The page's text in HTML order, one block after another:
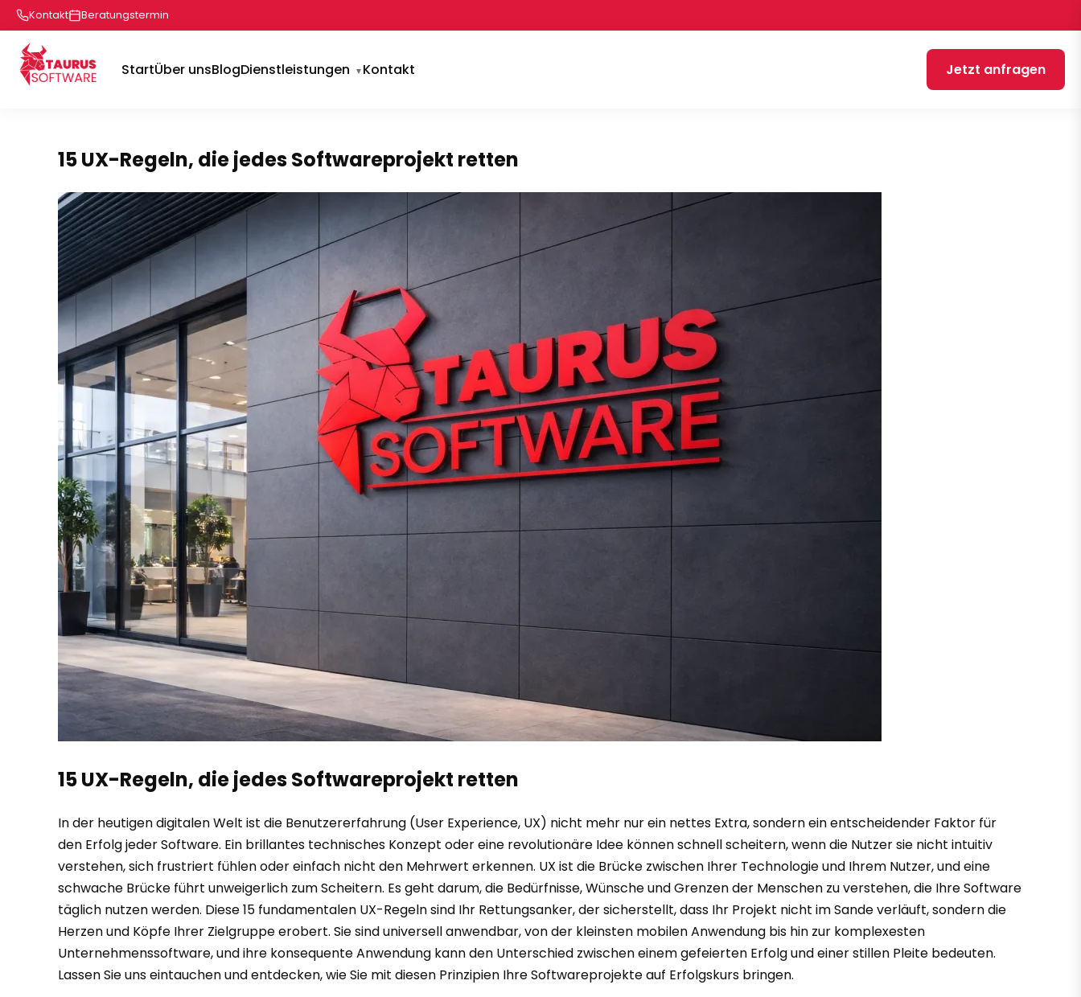
Kontakt Beratungstermin
StartÜber unsBlogDienstleistungen Kontakt Jetzt anfragen
15 UX-Regeln, die jedes Softwareprojekt retten
15 UX-Regeln, die jedes Softwareprojekt retten
In der heutigen digitalen Welt ist die Benutzererfahrung (User Experience, UX) nicht mehr nur ein nettes Extra, sondern ein entscheidender Faktor für
den Erfolg jeder Software. Ein brillantes technisches Konzept oder eine revolutionäre Idee können schnell scheitern, wenn die Nutzer sie nicht intuitiv
verstehen, sich frustriert fühlen oder einfach nicht den Mehrwert erkennen. UX ist die Brücke zwischen Ihrer Technologie und Ihrem Nutzer, und eine
schwache Brücke führt unweigerlich zum Scheitern. Es geht darum, die Bedürfnisse, Wünsche und Grenzen der Menschen zu verstehen, die Ihre Software
täglich nutzen werden. Diese 15 fundamentalen UX-Regeln sind Ihr Rettungsanker, der sicherstellt, dass Ihr Projekt nicht im Sande verläuft, sondern die
Herzen und Köpfe Ihrer Zielgruppe erobert. Sie sind universell anwendbar, von der kleinsten mobilen Anwendung bis hin zur komplexesten
Unternehmenssoftware, und ihre konsequente Anwendung kann den Unterschied zwischen einem gefeierten Erfolg und einer stillen Pleite bedeuten.
Lassen Sie uns eintauchen und entdecken, wie Sie mit diesen Prinzipien Ihre Softwareprojekte auf Erfolgskurs bringen.